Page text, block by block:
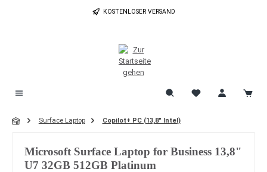
Zum Hauptinhalt springen KOSTENLOSER VERSAND
Surface Laptop Copilot+ PC (13,8" Intel)
Microsoft Surface Laptop for Business 13,8"
U7 32GB 512GB Platinum